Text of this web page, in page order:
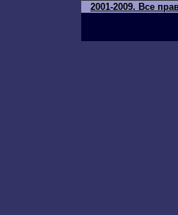
2001-2009. Все